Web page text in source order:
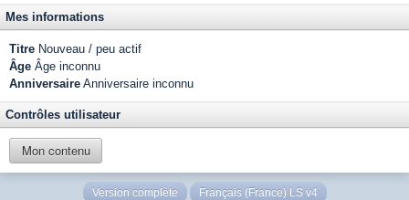
Mes informations
Titre Nouveau / peu actif
Âge Âge inconnu
Anniversaire Anniversaire inconnu
Contrôles utilisateur
Mon contenu
Version complète Français (France) LS v4